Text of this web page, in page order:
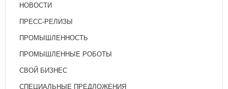
НОВОСТИ
ПРЕСС-РЕЛИЗЫ
ПРОМЫШЛЕННОСТЬ
ПРОМЫШЛЕННЫЕ РОБОТЫ
СВОЙ БИЗНЕС
СПЕЦИАЛЬНЫЕ ПРЕДЛОЖЕНИЯ